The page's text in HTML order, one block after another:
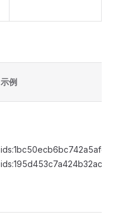
示例